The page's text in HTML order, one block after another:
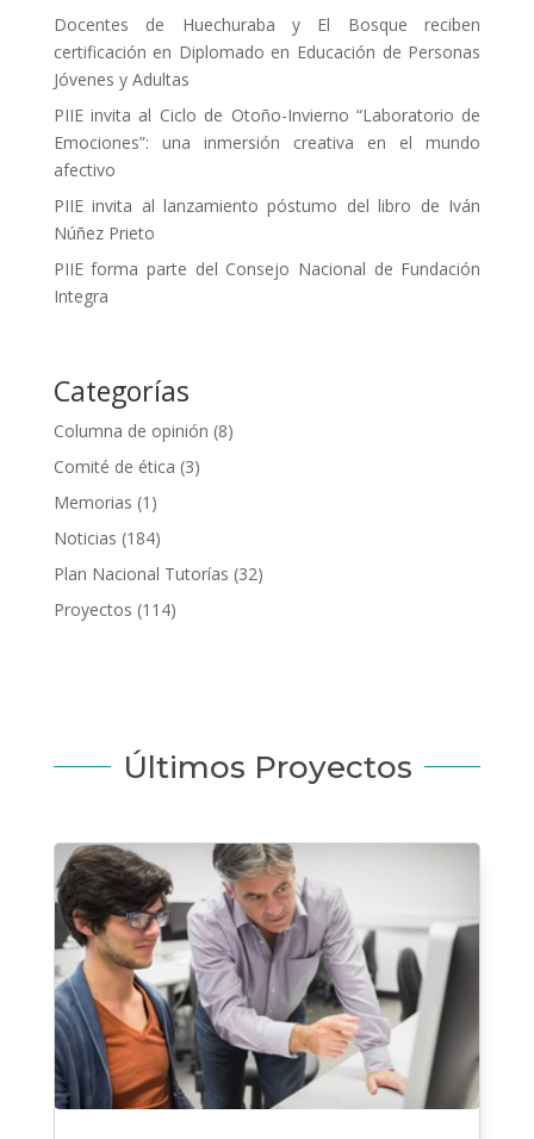
Docentes de Huechuraba y El Bosque reciben
certificación en Diplomado en Educación de Personas
Jóvenes y Adultas
PIIE invita al Ciclo de Otoño-Invierno “Laboratorio de
Emociones”: una inmersión creativa en el mundo
afectivo
PIIE invita al lanzamiento póstumo del libro de Iván
Núñez Prieto
PIIE forma parte del Consejo Nacional de Fundación
Integra
Categorías
Columna de opinión (8)
Comité de ética (3)
Memorias (1)
Noticias (184)
Plan Nacional Tutorías (32)
Proyectos (114)
Últimos Proyectos